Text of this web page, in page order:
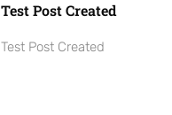
Test Post Created
Test Post Created